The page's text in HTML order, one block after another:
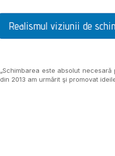
„Schimbarea este absolut
din 2013 am urmărit şi promovat